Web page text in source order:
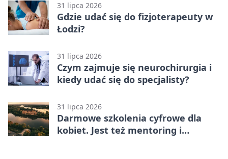
31 lipca 2026
Gdzie udać się do fizjoterapeuty w
Łodzi?
31 lipca 2026
Czym zajmuje się neurochirurgia i
kiedy udać się do specjalisty?
31 lipca 2026
Darmowe szkolenia cyfrowe dla
kobiet. Jest też mentoring i